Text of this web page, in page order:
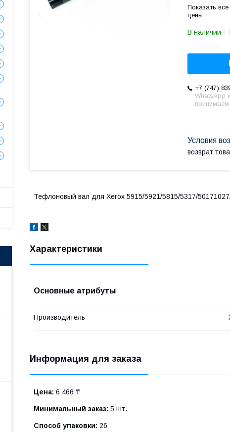
Показать
цены
В наличии
+7 (747)
WhatsApp
принимаем
возврат
Тефлоновый вал для Xerox 5915/5921/5815/5317/
Характеристики
Основные атрибуты
Производитель
Информация для заказа
Цена: 6 466 ₸
Минимальный заказ: 5 шт.
Способ упаковки: 26